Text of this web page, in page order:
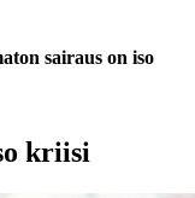
sairaus on iso
kriisi